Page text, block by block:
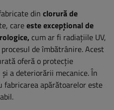
din clorură de
careeste excepțional de
cum ar fi radiațiile UV,
de îmbătrânire. Acest
oferă o protecție
a deteriorării mecanice. În
apărătoarelor este